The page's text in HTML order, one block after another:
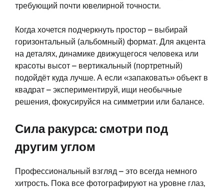
требующий почти ювелирной точности.
Когда хочется подчеркнуть простор – выбирай
горизонтальный (альбомный) формат. Для акцента
на деталях, динамике движущегося человека или
красоты высот – вертикальный (портретный)
подойдёт куда лучше. А если «запаковать» объект в
квадрат – экспериментируй, ищи необычные
решения, фокусируйся на симметрии или балансе.
Сила ракурса: смотри под
другим углом
Профессиональный взгляд – это всегда немного
хитрость. Пока все фотографируют на уровне глаз,